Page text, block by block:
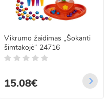
Vikrumo žaidimas „Šokanti
šimtakojė“ 24716
15.08€